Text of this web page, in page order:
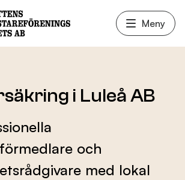
Meny
i Luleå AB
och
med lokal